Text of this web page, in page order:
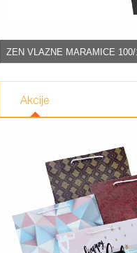
ZEN VLAZNE MARAMICE
Akcije